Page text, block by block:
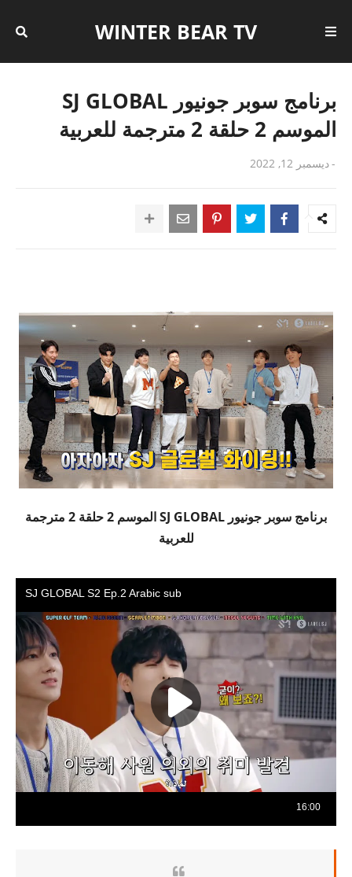
WINTER BEAR TV
برنامج سوبر جونيور SJ GLOBAL
الموسم 2 حلقة 2 مترجمة للعربية
-ديسمبر 12, 2022
برنامج سوبر جونيور SJ GLOBAL الموسم 2 حلقة 2 مترجمة
للعربية